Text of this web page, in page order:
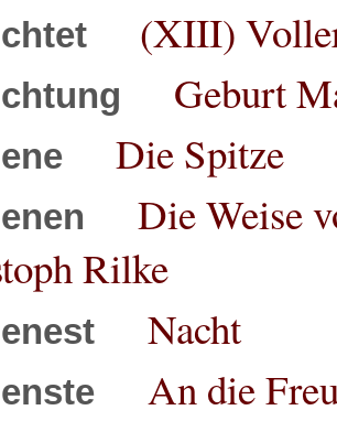
(XIII)
Geburt
Die Spitze
Die Weise
Rilke
Nacht
An die